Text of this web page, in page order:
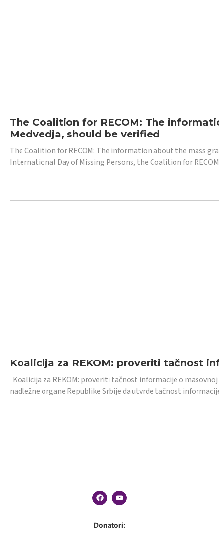
The Coalition for RECOM: The
Medvedja, should be verified
The Coalition for RECOM: The information about the mass
International Day of Missing Persons, the Coalition for
Koalicija za REKOM: proveriti tačnost
Koalicija za REKOM: proveriti tačnost informacije o
nadležne organe Republike Srbije da utvrde tačnost
Donatori: